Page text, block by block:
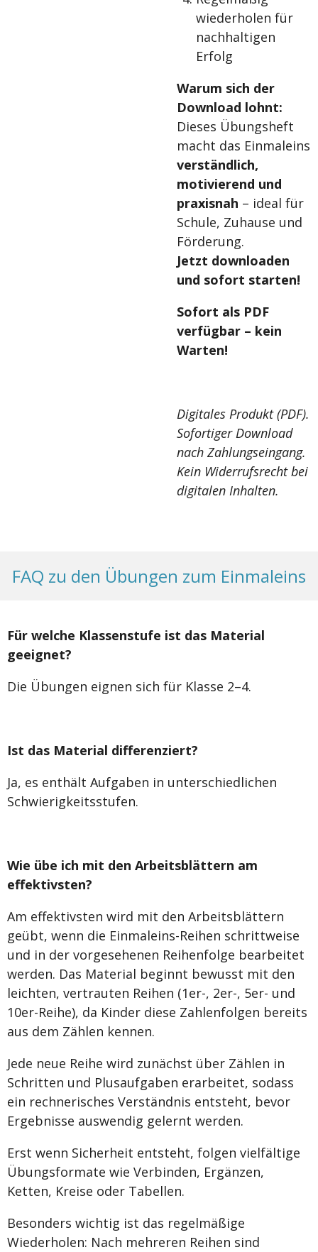
wiederholen für
nachhaltigen
Erfolg
Warum sich der
Download lohnt:
Dieses Übungsheft
macht das Einmaleins
verständlich,
motivierend und
praxisnah – ideal für
Schule, Zuhause und
Förderung.
Jetzt downloaden
und sofort starten!
Sofort als PDF
verfügbar – kein
Warten!
Digitales Produkt (PDF).
Sofortiger Download
nach Zahlungseingang.
Kein Widerrufsrecht bei
digitalen Inhalten.
FAQ zu den Übungen zum Einmaleins
Für welche Klassenstufe ist das Material
geeignet?
Die Übungen eignen sich für Klasse 2–4.
Ist das Material differenziert?
Ja, es enthält Aufgaben in unterschiedlichen
Schwierigkeitsstufen.
Wie übe ich mit den Arbeitsblättern am
effektivsten?
Am effektivsten wird mit den Arbeitsblättern
geübt, wenn die Einmaleins-Reihen schrittweise
und in der vorgesehenen Reihenfolge bearbeitet
werden. Das Material beginnt bewusst mit den
leichten, vertrauten Reihen (1er-, 2er-, 5er- und
10er-Reihe), da Kinder diese Zahlenfolgen bereits
aus dem Zählen kennen.
Jede neue Reihe wird zunächst über Zählen in
Schritten und Plusaufgaben erarbeitet, sodass
ein rechnerisches Verständnis entsteht, bevor
Ergebnisse auswendig gelernt werden.
Erst wenn Sicherheit entsteht, folgen vielfältige
Übungsformate wie Verbinden, Ergänzen,
Ketten, Kreise oder Tabellen.
Besonders wichtig ist das regelmäßige
Wiederholen: Nach mehreren Reihen sind